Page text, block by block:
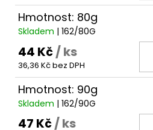
Hmotnost: 80g
Skladem | 162/80G
44 Kč/ ks
36,36 Kč bez DPH
Hmotnost: 90g
Skladem | 162/90G
47 Kč/ ks